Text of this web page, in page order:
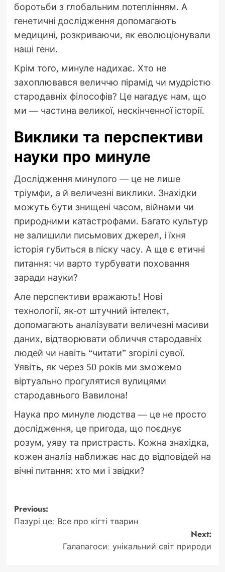
боротьби з глобальним потеплінням. А
генетичні дослідження допомагають
медицині, розкриваючи, як еволюціонували
наші гени.
Крім того, минуле надихає. Хто не
захоплювався величчю пірамід чи мудрістю
стародавніх філософів? Це нагадує нам, що
ми — частина великої, нескінченної історії.
Виклики та перспективи
науки про минуле
Дослідження минулого — це не лише
тріумфи, а й величезні виклики. Знахідки
можуть бути знищені часом, війнами чи
природними катастрофами. Багато культур
не залишили письмових джерел, і їхня
історія губиться в піску часу. А ще є етичні
питання: чи варто турбувати поховання
заради науки?
Але перспективи вражають! Нові
технології, як-от штучний інтелект,
допомагають аналізувати величезні масиви
даних, відтворювати обличчя стародавніх
людей чи навіть “читати” згорілі сувої.
Уявіть, як через 50 років ми зможемо
віртуально прогулятися вулицями
стародавнього Вавилона!
Наука про минуле людства — це не просто
дослідження, це пригода, що поєднує
розум, уяву та пристрасть. Кожна знахідка,
кожен аналіз наближає нас до відповідей на
вічні питання: хто ми і звідки?
Post
navigation
Previous:
Пазурі це: Все про кігті тварин
Next:
Галапагоси: унікальний світ природи